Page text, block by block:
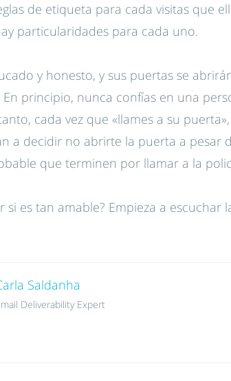
de etiqueta para cada visitas que
particularidades para cada uno.
y honesto, y sus puertas se
principio, nunca confías en una
cada vez que «llames a su
a decidir no abrirte la puerta a pesar
que terminen por llamar a la
si es tan amable? Empieza a escuchar
Saldanha
Deliverability Expert